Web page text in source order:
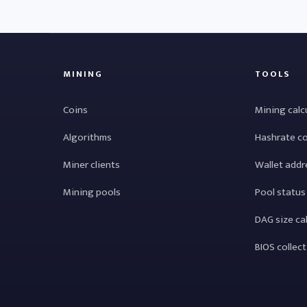
MINING
Coins
Algorithms
Miner clients
Mining pools
TOOLS
Mining
Hashrate
Wallet
Pool
DAG size
BIOS